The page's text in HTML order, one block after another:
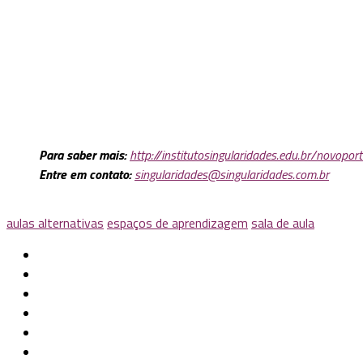
Para saber mais:http://institutosingularidades.edu.br/
Entre em contato: singularidades@singularidades.com.br
aulas alternativas espaços de aprendizagem sala de aula